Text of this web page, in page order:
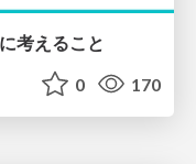
考えること
0 170